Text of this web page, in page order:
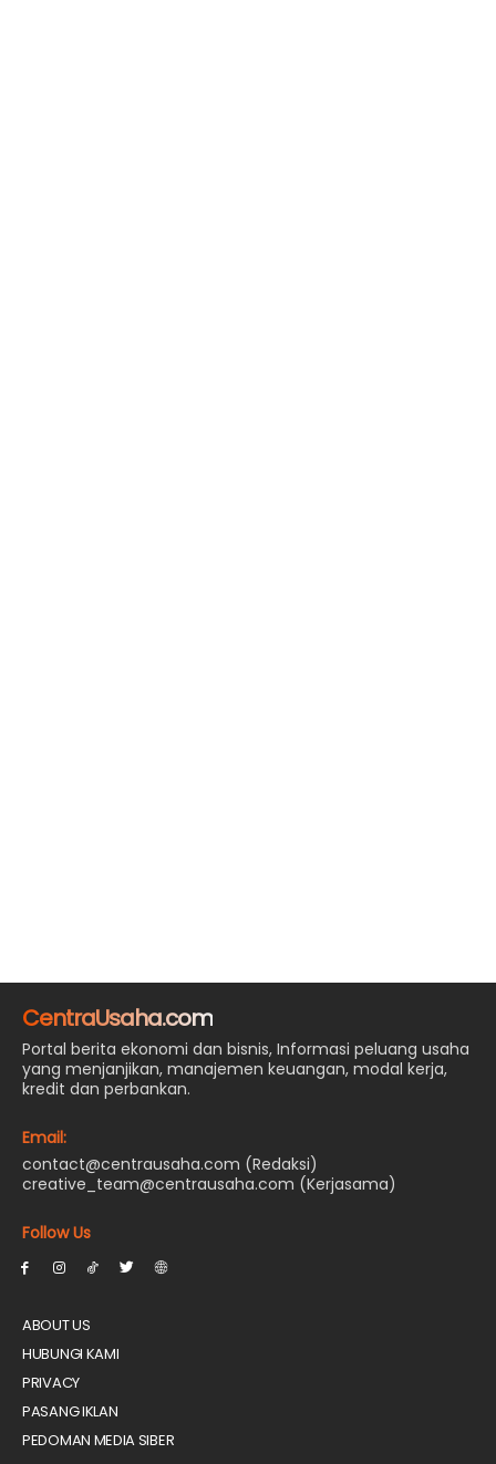
CentraUsaha.com
Portal berita ekonomi dan bisnis, Informasi peluang usaha
yang menjanjikan, manajemen keuangan, modal kerja,
kredit dan perbankan.
Email:
contact@centrausaha.com (Redaksi)
creative_team@centrausaha.com (Kerjasama)
Follow Us
ABOUT US
HUBUNGI KAMI
PRIVACY
PASANG IKLAN
PEDOMAN MEDIA SIBER